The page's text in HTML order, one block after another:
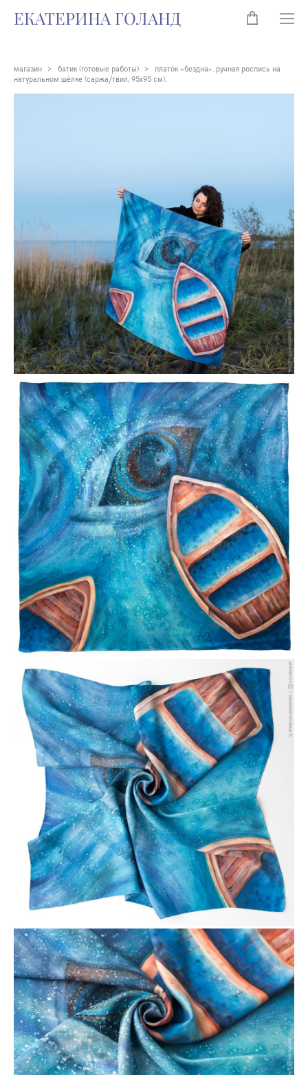
ЕКАТЕРИНА ГОЛАНД
магазин > батик (готовые работы) >
платок «бездна». ручная роспись на
натуральном шёлке (саржа/твил, 95х95 см).